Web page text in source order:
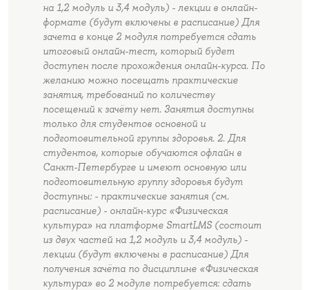
на 1,2 модуль и 3,4 модуль) - лекции в онлайн-
формате (будут включены в расписание) Для
зачета в конце 2 модуля потребуется сдать
итоговый онлайн-тест, который будет
доступен после прохождения онлайн-курса. По
желанию можно посещать практические
занятия, требований по количеству
посещений к зачёту нет. Занятия доступны
только для студентов основной и
подготовительной группы здоровья. 2. Для
студентов, которые обучаются офлайн в
Санкт-Петербурге и имеют основную или
подготовительную группу здоровья будут
доступны: - практические занятия (см.
расписание) - онлайн-курс «Физическая
культура» на платформе SmartLMS (состоит
из двух частей на 1,2 модуль и 3,4 модуль) -
лекции (будут включены в расписание) Для
получения зачёта по дисциплине «Физическая
культура» во 2 модуле потребуется: сдать